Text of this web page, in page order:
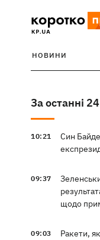
НОВИНИ
За останні
10:21
Син
09:37
щодо
09:03
Ракети,